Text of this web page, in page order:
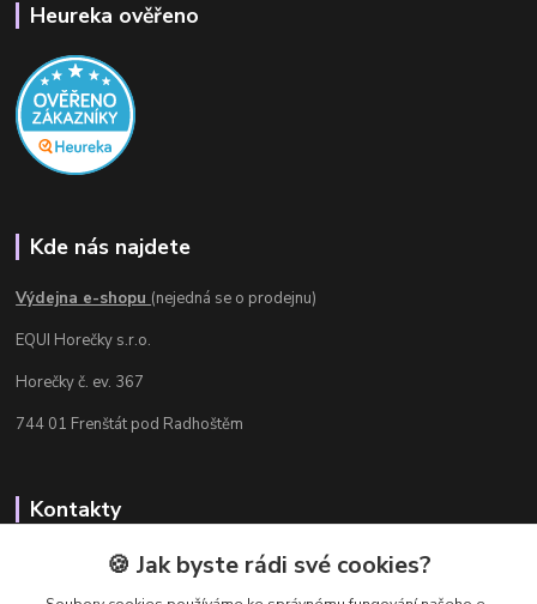
Heureka ověřeno
Kde nás najdete
Výdejna e-shopu (nejedná se o prodejnu)
EQUI Horečky s.r.o.
Horečky č. ev. 367
744 01 Frenštát pod Radhoštěm
Kontakty
Radka Chamrádová
+420 737 484 708
🍪 Jak byste rádi své cookies?